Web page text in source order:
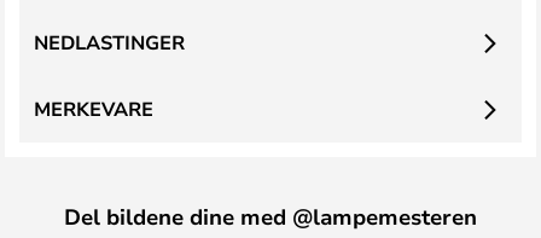
NEDLASTINGER
MERKEVARE
Del bildene dine med @lampemesteren